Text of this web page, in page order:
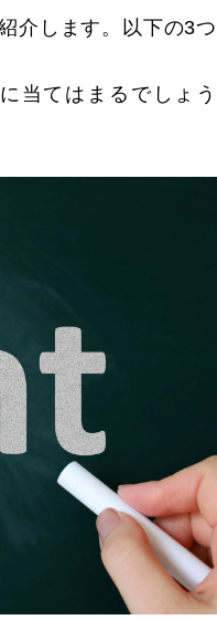
介します。以下の3つ
当てはまるでしょう